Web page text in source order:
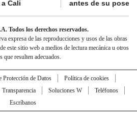
Cali
antes de su
Todos los derechos reservados.
expresa de las reproducciones y usos de las obras
este sitio web a medios de lectura mecánica u otros
que resulten adecuados.
Protección de Datos
Política de cookies
Transparencia Soluciones W
Teléfonos
Escríbanos